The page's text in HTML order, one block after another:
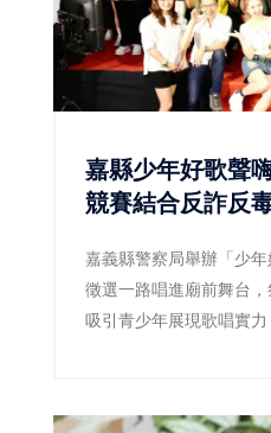
嘉縣少年好歌聲嗨
競賽結合反詐反
嘉義縣警察局舉辦「少
徵選一路唱進廟前舞台
吸引青少年展現歌唱實